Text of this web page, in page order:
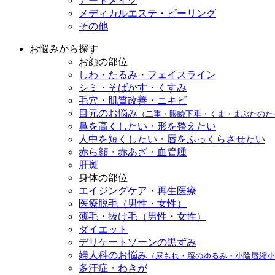
メディカルエステ・ピーリング
その他
お悩みから探す
お顔の部位
しわ・たるみ・フェイスライン
シミ・そばかす・くすみ
毛穴・肌質改善・ニキビ
目元のお悩み （二重・眼瞼下垂・くま・まぶたのた
鼻を高くしたい・形を整えたい
人中を短くしたい・唇をふっくらさせたい
赤ら顔・赤あざ・血管腫
肝斑
身体の部位
エイジングケア・再生医療
医療脱毛（男性・女性）
薄毛・抜け毛（男性・女性）
ダイエット
デリケートゾーンの黒ずみ
婦人科のお悩み （尿もれ・膣のゆるみ・小陰唇縮小
多汗症・わきが